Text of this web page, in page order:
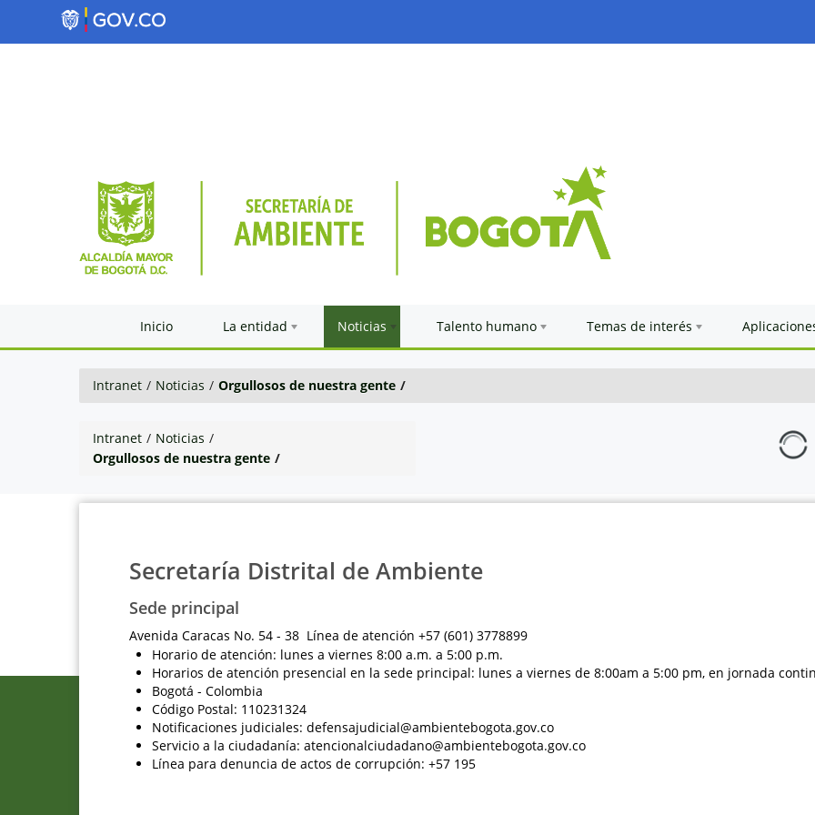
Inicio La entidad Noticias Talento humano Temas de interés
Intranet / Noticias / Orgullosos de nuestra gente /
Intranet / Noticias /
Orgullosos de nuestra gente /
Secretaría Distrital de Ambiente
Sede principal
Avenida Caracas No. 54 - 38 Línea de atención +57 (601) 3778899
Horario de atención: lunes a viernes 8:00 a.m. a 5:00 p.m.
Horarios de atención presencial en la sede principal: lunes a viernes de 8:00am a 5:00 pm, en jornada
Bogotá - Colombia
Código Postal: 110231324
Notificaciones judiciales: defensajudicial@ambientebogota.gov.co
Servicio a la ciudadanía: atencionalciudadano@ambientebogota.gov.co
Línea para denuncia de actos de corrupción: +57 195